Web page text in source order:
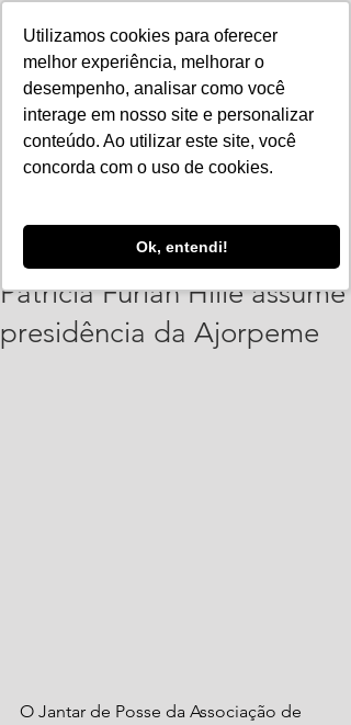
Utilizamos cookies para oferecer
melhor experiência, melhorar o
desempenho, analisar como você
interage em nosso site e personalizar
conteúdo. Ao utilizar este site, você
concorda com o uso de cookies.
Ok, entendi!
Patricia Furlan Hille assume
presidência da Ajorpeme
O Jantar de Posse da Associação de